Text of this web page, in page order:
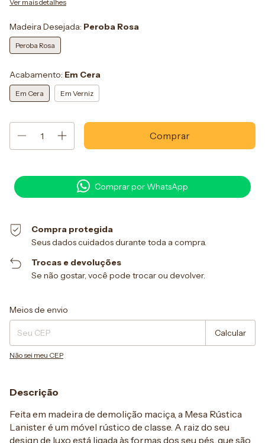
Ver mais detalhes
Madeira Desejada: Peroba Rosa
Peroba Rosa
Acabamento: Em Cera
Em Cera Em Verniz
Comprar por WhatsApp
Compra protegida
Seus dados cuidados durante toda a compra.
Trocas e devoluções
Se não gostar, você pode trocar ou devolver.
Entregas para o CEP:
Meios de envio
Calcular
Não sei meu CEP
Descrição
Feita em madeira de demolição maciça, a Mesa Rústica
Lanister é um móvel rústico de classe. A raiz do seu
design de luxo está ligada às formas dos seu pés, que são